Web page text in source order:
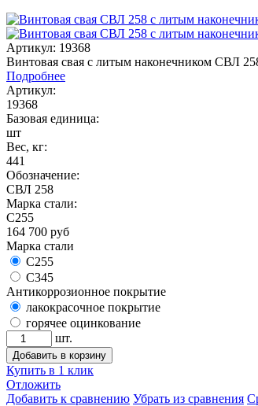
Артикул: 19368
Винтовая свая с литым наконечником СВЛ
Подробнее
Артикул:
19368
Базовая единица:
шт
Вес, кг:
441
Обозначение:
СВЛ 258
Марка стали:
С255
164 700 руб
Марка стали
С255
С345
Антикоррозионное покрытие
лакокрасочное покрытие
горячее оцинкование
шт.
Добавить в корзину
Купить в 1 клик
Отложить
Добавить к сравнению Убрать из сравнения